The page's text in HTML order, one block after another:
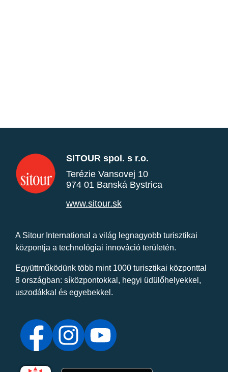
SITOUR spol. s r.o.
Terézie Vansovej 10
974 01 Banská Bystrica
www.sitour.sk
A Sitour International a világ legnagyobb turisztikai
központja a technológiai innováció területén.
Együttműködünk több mint 1000 turisztikai központtal
8 országban: síközpontokkal, hegyi üdülőhelyekkel,
uszodákkal és egyebekkel.